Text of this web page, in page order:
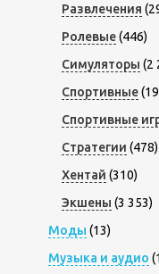
Развлечения
Ролевые(446)
Симуляторы (2
Спортивные
Спортивные
Стратегии (478)
Хентай (310)
Экшены (3 353)
Моды (13)
Музыка и аудио